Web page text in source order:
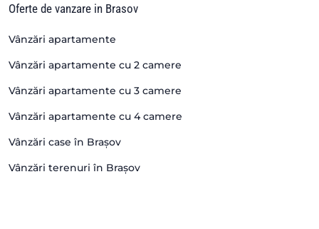
Oferte de vanzare in Brasov
Vânzări apartamente
Vânzări apartamente cu 2 camere
Vânzări apartamente cu 3 camere
Vânzări apartamente cu 4 camere
Vânzări case în Brașov
Vânzări terenuri în Brașov